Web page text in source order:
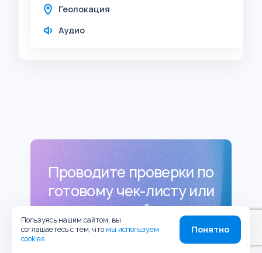
Геолокация
Аудио
Проводите проверки по
готовому чек-листу или
редактируйте его
Пользуясь нашим сайтом, вы
соглашаетесь с тем, что мы используем
cookies
Понятно